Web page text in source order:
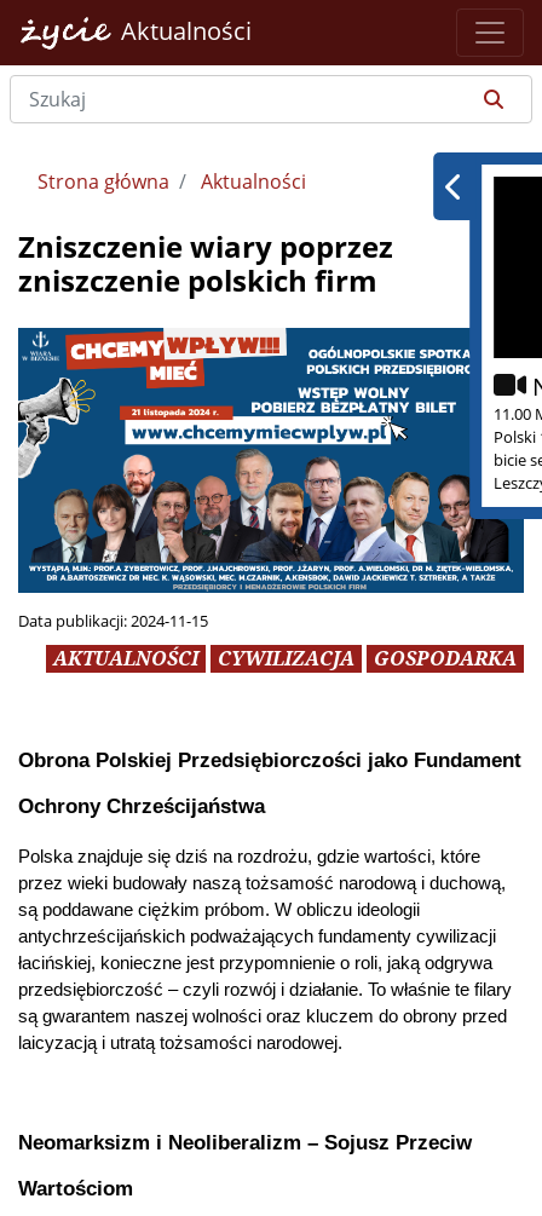
Aktualności
11.00
Polski
bicie
Strona główna Aktualności
Zniszczenie wiary poprzez
zniszczenie polskich firm
Data publikacji:2024-11-15
AKTUALNOŚCI CYWILIZACJA GOSPODARKA
Obrona Polskiej Przedsiębiorczości jako Fundament
Ochrony Chrześcijaństwa
Polska znajduje się dziś na rozdrożu, gdzie wartości, które
przez wieki budowały naszą tożsamość narodową i duchową,
są poddawane ciężkim próbom. W obliczu ideologii
antychrześcijańskich podważających fundamenty cywilizacji
łacińskiej, konieczne jest przypomnienie o roli, jaką odgrywa
przedsiębiorczość – czyli rozwój i działanie. To właśnie te filary
są gwarantem naszej wolności oraz kluczem do obrony przed
laicyzacją i utratą tożsamości narodowej.
Neomarksizm i Neoliberalizm – Sojusz Przeciw
Wartościom